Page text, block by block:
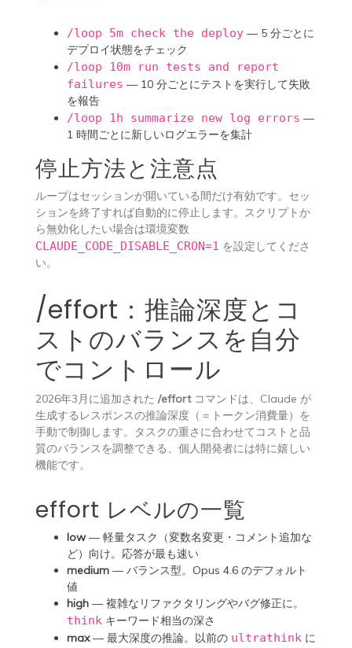
/loop 5m check the deploy— 5 分ごとに
デプロイ状態をチェック
/loop 10m run tests and report
failures — 10 分ごとにテストを実行して失敗
を報告
/loop 1h summarize new log errors —
1 時間ごとに新しいログエラーを集計
停止方法と注意点
ループはセッションが開いている間だけ有効です。セッ
ションを終了すれば自動的に停止します。スクリプトか
ら無効化したい場合は環境変数
CLAUDE_CODE_DISABLE_CRON=1 を設定してくださ
い。
/effort：推論深度とコ
ストのバランスを自分
でコントロール
2026年3月に追加された /effortコマンドは、Claude が
生成するレスポンスの推論深度（＝トークン消費量）を
手動で制御します。タスクの重さに合わせてコストと品
質のバランスを調整できる、個人開発者には特に嬉しい
機能です。
effort レベルの一覧
low— 軽量タスク（変数名変更・コメント追加な
ど）向け。応答が最も速い
medium— バランス型。Opus 4.6 のデフォルト
値
high— 複雑なリファクタリングやバグ修正に。
think キーワード相当の深さ
max— 最大深度の推論。以前の ultrathink に